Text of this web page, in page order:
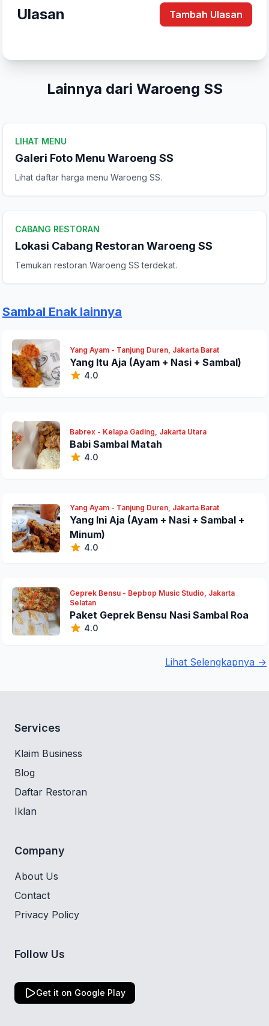
Ulasan Tambah Ulasan
Lainnya dari Waroeng SS
LIHAT MENU
Galeri Foto Menu Waroeng SS
Lihat daftar harga menu Waroeng SS.
CABANG RESTORAN
Lokasi Cabang Restoran Waroeng SS
Temukan restoran Waroeng SS terdekat.
Sambal Enak lainnya
Yang Ayam - Tanjung Duren, Jakarta Barat
Yang Itu Aja (Ayam + Nasi + Sambal)
4.0
Babrex - Kelapa Gading, Jakarta Utara
Babi Sambal Matah
4.0
Yang Ayam - Tanjung Duren, Jakarta Barat
Yang Ini Aja (Ayam + Nasi + Sambal +
Minum)
4.0
Geprek Bensu - Bepbop Music Studio, Jakarta
Selatan
Paket Geprek Bensu Nasi Sambal Roa
4.0
Lihat Selengkapnya →
Tulis Ulasan
Komentar Anda
Services
Klaim Business
Blog
Daftar Restoran
Iklan
Company
About Us
Contact
Privacy Policy
Follow Us
Get it on Google Play